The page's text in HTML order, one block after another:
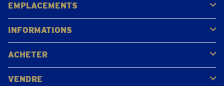
EMPLACEMENTS
Gerpinnes
Liège
Namur
Waterloo
Woluwe-Saint-Lambert
Voir tous les emplacements
INFORMATIONS
FAQ
Avis clients
ACHETER
Acheter de l'or
Acheter des pièces
Acheter de l'argent
VENDRE